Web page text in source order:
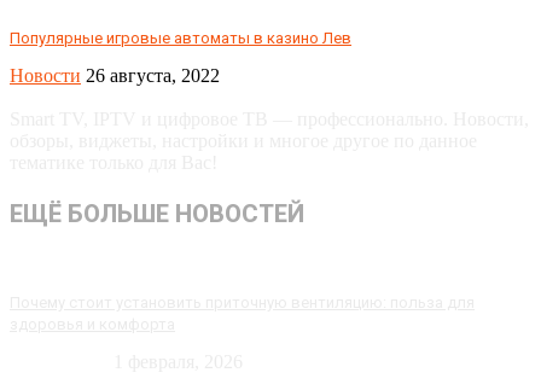
Популярные игровые автоматы в казино Лев
Новости 26 августа, 2022
ЕЩЁ БОЛЬШЕ НОВОСТЕЙ